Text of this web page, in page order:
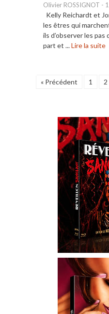
Olivier ROSSIGNOT -
Kelly Reichardt et
les êtres qui
ils d’observer les
part et ...Lire la suite
« Précédent 1 2